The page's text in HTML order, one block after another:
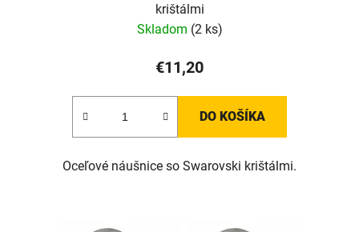
krištálmi
Skladom (2 ks)
€11,20
DO KOŠÍKA
Oceľové náušnice so Swarovski krištálmi.